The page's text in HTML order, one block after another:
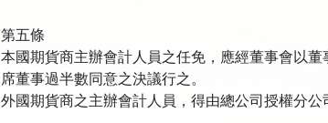
第五條
本國期貨商主辦會計人員之任免，應經董事會以董
席董事過半數同意之決議行之。
外國期貨商之主辦會計人員，得由總公司授權分公